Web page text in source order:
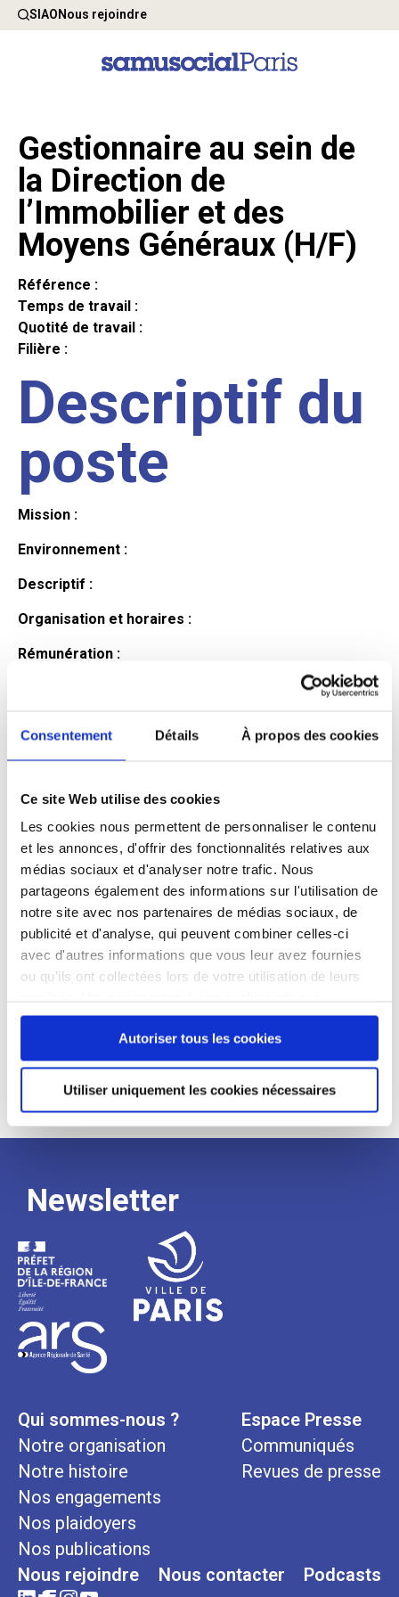
Consentement Détails À propos des cookies
Ce site Web utilise des cookies
Les cookies nous permettent de personnaliser le contenu
et les annonces, d'offrir des fonctionnalités relatives aux
médias sociaux et d'analyser notre trafic. Nous
partageons également des informations sur l'utilisation de
notre site avec nos partenaires de médias sociaux, de
publicité et d'analyse, qui peuvent combiner celles-ci
avec d'autres informations que vous leur avez fournies
ou qu'ils ont collectées lors de votre utilisation de leurs
continuez à utiliser notre site Web.
Autoriser tous les cookies
Utiliser uniquement les cookies nécessaires
SIAONous rejoindre
Gestionnaire au sein de
la Direction de
l’Immobilier et des
Moyens Généraux (H/F)
Référence :
Temps de travail :
Quotité de travail :
Filière :
Descriptif du
poste
Mission :
Environnement :
Descriptif :
Organisation et horaires :
Rémunération :
Profil du
candidat
Qualifications et diplômes :
Profil recherché :
Processus
de
recrutement
Newsletter
Qui sommes-nous ?
Notre organisation
Notre histoire
Nos engagements
Nos plaidoyers
Nos publications
Espace Presse
Communiqués
Revues de presse
Nous rejoindre Nous contacter Podcasts